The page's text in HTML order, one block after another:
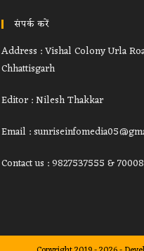
संपर्क करें
Address : Vishal Colony Urla
Chhattisgarh
Editor : Nilesh Thakkar
Email :
Contact us : 9827537555 &